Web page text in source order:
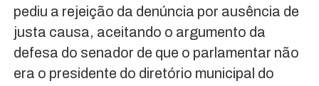
pediu a rejeição da denúncia por ausência de
justa causa, aceitando o argumento da
defesa do senador de que o parlamentar não
era o presidente do diretório municipal do